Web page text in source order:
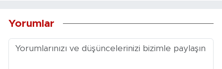
Yorumlar